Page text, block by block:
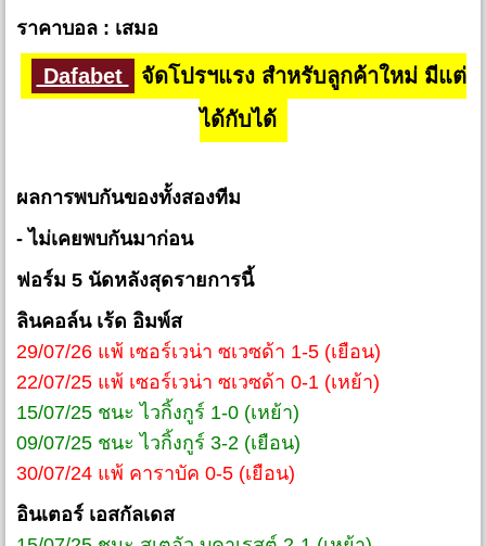
ราคาบอล : เสมอ
Dafabet
จัดโปรฯแรง สำหรับลูกค้าใหม่ มีแต่
ได้กับได้
ผลการพบกันของทั้งสองทีม
- ไม่เคยพบกันมาก่อน
ฟอร์ม 5 นัดหลังสุดรายการนี้
ลินคอล์น เร้ด อิมพ์ส
29/07/26 แพ้ เซอร์เวน่า ซเวซด้า 1-5 (เยือน)
22/07/25 แพ้ เซอร์เวน่า ซเวซด้า 0-1 (เหย้า)
15/07/25 ชนะ ไวกิ้งกูร์ 1-0 (เหย้า)
09/07/25 ชนะ ไวกิ้งกูร์ 3-2 (เยือน)
30/07/24 แพ้ คาราบัค 0-5 (เยือน)
อินเตอร์ เอสกัลเดส